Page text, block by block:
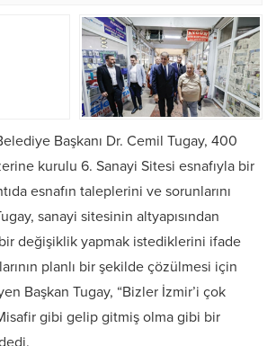
Başkanı Dr. Cemil Tugay, 400
kurulu 6. Sanayi Sitesi esnafıyla bir
esnafın taleplerini ve sorunlarını
sanayi sitesinin altyapısından
bir değişiklik yapmak istediklerini ifade
planlı bir şekilde çözülmesi için
Başkan Tugay, “Bizler İzmir’i çok
gibi gelip gitmiş olma gibi bir